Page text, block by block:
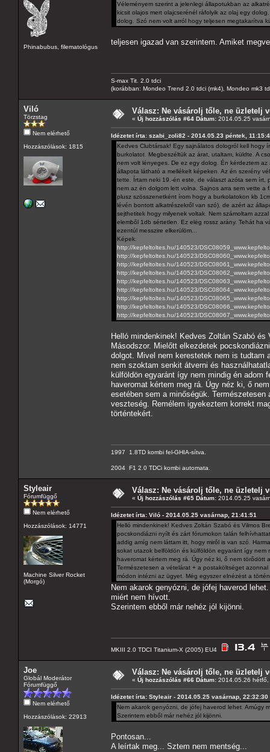
Phinabubus, filematológus
Véleményem szerint a jelenlegi állapotukban az
kicsit olajos mert olajcserénél ráfolyik az olaj egy
dolog. Szó nem volt arról hogy teljesen megtakarítva
teljesen igazad van szerintem. Amiket
S-max Tit. 2.0 tdci
(korábban: Mondeo Trend 2.0 tdci (mk4), Mondeo mk3
Viló
Törzstag
Nem elérhető
Hozzászólások: 1815
Válasz: Ne vásárolj tőle, ne üzletelj
« Új hozzászólás #64 Dátum: 2014.05.25
Idézetet írta: szabi_zoli82 - 2014.05.23 péntek,
Kedves Clubtársak! Egy sajnálatos dologról kell hogy
burkolatot. Megbeszéltük az árat, utaltam, küldte. A
nem volt lényeges. De ez egy dolog. Én kérdeztem
állapota látható a mellékelt képeken. Az én szerény
tette. Írtam neki 19.-én este, de választ azóta sem
nem az én dolgom lett volna. Sajnos arra sem vette a
plusz szösszenetként írom hogy a burkolatokon kb
lévén bontott alkatrészekről van szó), de azért az
sejthetitek hogy milyenek voltak. Nem számoltam
elemből 1db sértetlen. Ez elég rossz arány. Tehát ha
ezentúl messzire elkerülöm...
Képek:
http://kepfeltoltes.hu/140523/
http://kepfeltoltes.hu/140523/
http://kepfeltoltes.hu/140523/
http://kepfeltoltes.hu/140523/
http://kepfeltoltes.hu/140523/
http://kepfeltoltes.hu/140523/
http://kepfeltoltes.hu/140523/
http://kepfeltoltes.hu/140523/
http://kepfeltoltes.hu/140523/
Helló mindenkinek! Kedves Zoltán Szabó
Másodszor. Mielőtt elkezdetek
dolgot. Mivel nem kerestetek nem is tudtam
nem szoktam senkit átverni és
külföldön egyaránt így nem mindig én
haveromat kértem meg rá. Úgy néz ki, ő
esetében sem a minőségük.
veszteség. Remélem igyekeztem korrekt
történtekért.
1997 1.8TD kombi fel-GHIA-sítva.
2004 F1 2.0 TDCi kombi automata.
Styleair
Fórumfüggő
Nem elérhető
Hozzászólások: 14771
Machine Silver Rocket
(Morgó)
Válasz: Ne vásárolj tőle, ne üzletelj
« Új hozzászólás #65 Dátum: 2014.05.25
Idézetet írta: Viló - 2014.05.25 vasárnap, 21:41:51
Helló mindenkinek! Kedves Zoltán Szabó és Vilmos
pocskondiázni nyílt és zárt fórumokon talán
addig amíg nem láttam itt, hogy miről is van szó.
sokat utazok belföldön és külföldön egyaránt így
haveromat kértem meg rá. Úgy néz ki, ő nem törődött
Természetesen a vételárat + a postaköltséget
módon intézni az ügyet. Még egyszer elnézést a
Nem akarok genyózni, de jófej haverod
miért nem hívott.
Szerintem ebből már nehéz jól kijönni.
MKIII 2.0 TDCI Titanium-X (2005) EU4
Joe
Globál Moderátor
Fórumfüggő
Nem elérhető
Hozzászólások: 22913
Válasz: Ne vásárolj tőle, ne üzletelj
« Új hozzászólás #66 Dátum: 2014.05.26
Idézetet írta: Styleair - 2014.05.25 vasárnap, 22:32:30
Nem akarok genyózni, de jófej haverod lehet. Amúgy
Szerintem ebből már nehéz jól kijönni.
Pontosan...
A leírtak meg... Sztem nem mentség...